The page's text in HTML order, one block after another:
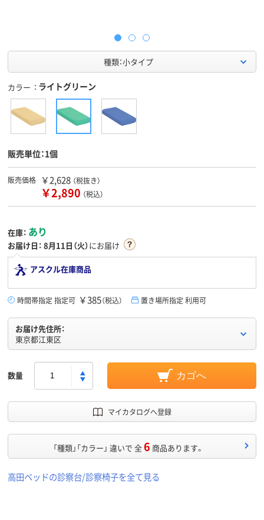
種類：小タイプ
カラー ライトグリーン
販売単位：1個
販売価格 ￥2,628 （税抜き）
￥2,890 （税込）
在庫： あり
お届け日： 8月11日（火）にお届け
アスクル在庫商品
時間帯指定 指定可 ￥385（税込） 置き場所指定 利用可
お届け先住所：
東京都江東区
数量 カゴへ
マイカタログへ登録
「種類」「カラー」 違いで 全6 商品あります。
高田ベッドの診察台/診察椅子を全て見る